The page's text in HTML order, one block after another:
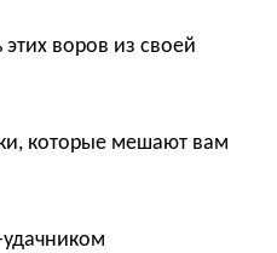
этих воров из своей
которые мешают вам
удачником